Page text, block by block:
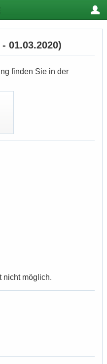
01.03.2020)
finden Sie in der
nicht möglich.